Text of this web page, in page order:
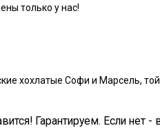
только у нас!
хохлатые Софи и Марсель,
Гарантируем. Если нет -